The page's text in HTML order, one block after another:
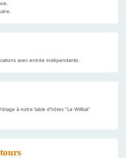
avec entrée indépendante.
à notre table d'hôtes "Le Willkat"